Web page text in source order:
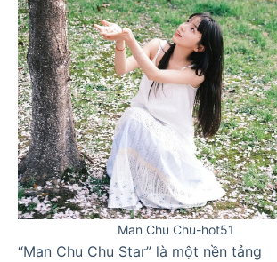
Man Chu Chu-hot51
“Man Chu Chu Star” là một nền tảng